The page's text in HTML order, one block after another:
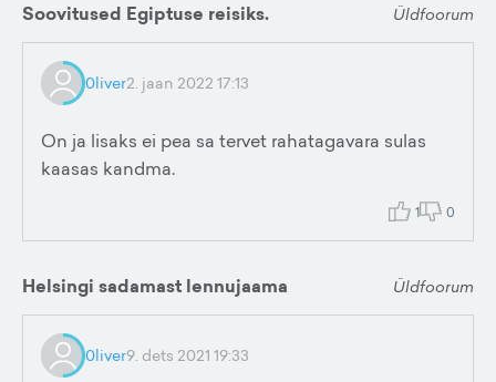
Soovitused Egiptuse reisiks. Üldfoorum
0liver2. jaan 2022 17:13
On ja lisaks ei pea sa tervet rahatagavara sulas
kaasas kandma.
1 0
Helsingi sadamast lennujaama Üldfoorum
0liver9. dets 2021 19:33